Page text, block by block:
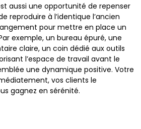
aussi une opportunité de repenser
reproduire à l’identique l’ancien
pour mettre en place un
exemple, un bureau épuré, une
claire, un coin dédié aux outils
l’espace de travail avant le
une dynamique positive. Votre
vos clients le
gagnez en sérénité.